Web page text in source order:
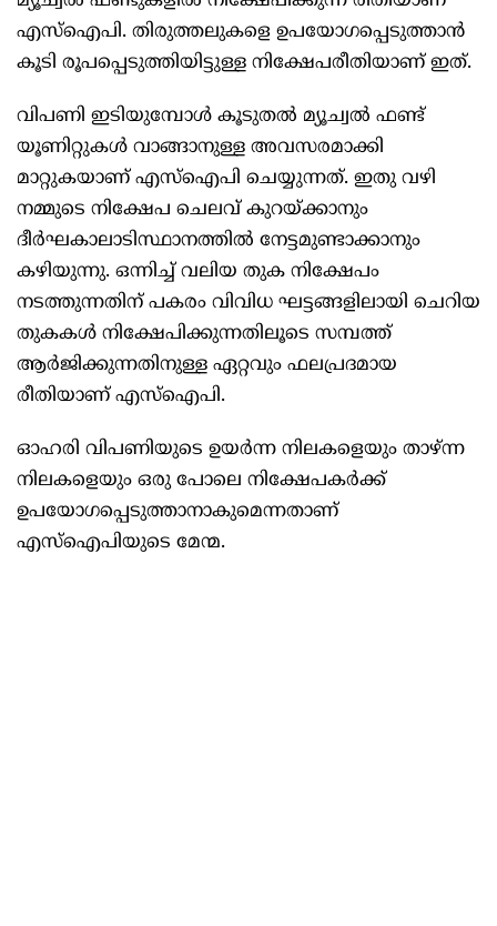
എസ്‌ഐപി. തിരുത്തലുകളെ ഉപയോഗപ്പെടുത്താന്‍
കൂടി രൂപപ്പെടുത്തിയിട്ടുള്ള നിക്ഷേപരീതിയാണ്‌ ഇത്‌.
വിപണി ഇടിയുമ്പോള്‍ കൂടുതല്‍ മ്യൂച്വല്‍ ഫണ്ട്‌
യൂണിറ്റുകള്‍ വാങ്ങാനുള്ള അവസരമാക്കി
മാറ്റുകയാണ്‌ എസ്‌ഐപി ചെയ്യുന്നത്‌. ഇതു വഴി
നമ്മുടെ നിക്ഷേപ ചെലവ്‌ കുറയ്‌ക്കാനും
ദീര്‍ഘകാലാടിസ്ഥാനത്തില്‍ നേട്ടമുണ്ടാക്കാനും
കഴിയുന്നു. ഒന്നിച്ച്‌ വലിയ തുക നിക്ഷേപം
നടത്തുന്നതിന്‌ പകരം വിവിധ ഘട്ടങ്ങളിലായി ചെറിയ
തുകകള്‍ നിക്ഷേപിക്കുന്നതിലൂടെ സമ്പത്ത്‌
ആര്‍ജിക്കുന്നതിനുള്ള ഏറ്റവും ഫലപ്രദമായ
രീതിയാണ്‌ എസ്‌ഐപി.
ഓഹരി വിപണിയുടെ ഉയര്‍ന്ന നിലകളെയും താഴ്‌ന്ന
നിലകളെയും ഒരു പോലെ നിക്ഷേപകര്‍ക്ക്‌
ഉപയോഗപ്പെടുത്താനാകുമെന്നതാണ്‌
എസ്‌ഐപിയുടെ മേന്മ.